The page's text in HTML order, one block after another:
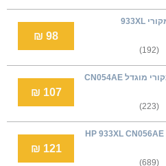
ראש דיו כחול מקורי 933XL
(192)
98 ₪
ראש דיו ציאן מקורי מוגדל CN054AE
(223)
107 ₪
דיו ‏צהוב מקורי HP 933XL CN056AE
(689)
121 ₪